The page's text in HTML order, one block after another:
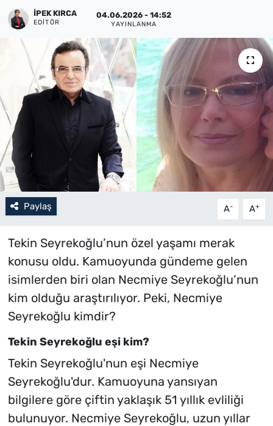
İPEK KIRCA
EDITÖR
04.06.2026 - 14:52
YAYINLANMA
Paylaş A- A+
Tekin Seyrekoğlu’nun özel yaşamı merak
konusu oldu. Kamuoyunda gündeme gelen
isimlerden biri olan Necmiye Seyrekoğlu’nun
kim olduğu araştırılıyor. Peki, Necmiye
Seyrekoğlu kimdir?
Tekin Seyrekoğlu eşi kim?
Tekin Seyrekoğlu'nun eşi Necmiye
Seyrekoğlu'dur. Kamuoyuna yansıyan
bilgilere göre çiftin yaklaşık 51 yıllık evliliği
bulunuyor. Necmiye Seyrekoğlu, uzun yıllar
İletişim